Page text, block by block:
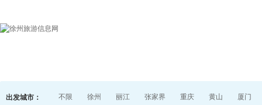
出发城市： 不限 徐州 丽江 张家界 重庆 黄山 厦门